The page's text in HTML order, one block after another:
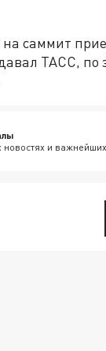
саммит
ТАСС, по
и